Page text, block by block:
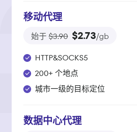
移动代理
始于$3.90 $2.73/gb
HTTP&SOCKS5
200+ 个地点
城市一级的目标定位
数据中心代理